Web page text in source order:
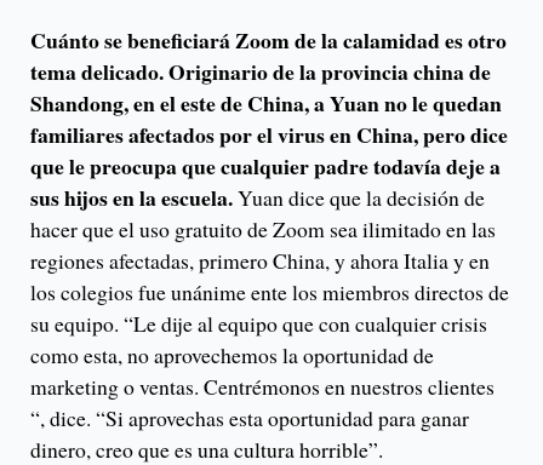
Cuánto se beneficiará Zoom de la calamidad es otro
tema delicado. Originario de la provincia china de
Shandong, en el este de China, a Yuan no le quedan
familiares afectados por el virus en China, pero dice
que le preocupa que cualquier padre todavía deje a
sus hijos en la escuela.Yuan dice que la decisión de
hacer que el uso gratuito de Zoom sea ilimitado en las
regiones afectadas, primero China, y ahora Italia y en
los colegios fue unánime ente los miembros directos de
su equipo. “Le dije al equipo que con cualquier crisis
como esta, no aprovechemos la oportunidad de
marketing o ventas. Centrémonos en nuestros clientes
“, dice. “Si aprovechas esta oportunidad para ganar
dinero, creo que es una cultura horrible”.